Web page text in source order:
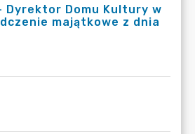
Dyrektor Domu Kultury w
majątkowe z dnia